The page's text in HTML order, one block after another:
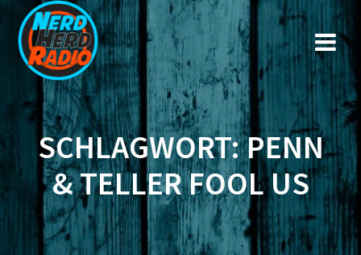
Zum
Inhalt
springen
SCHLAGWORT:PENN
& TELLER FOOL US